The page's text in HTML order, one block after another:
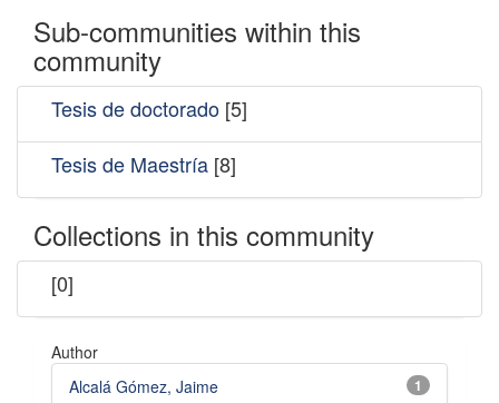
Sub-communities within this
community
Tesis de doctorado [5]
Tesis de Maestría [8]
Collections in this community
[0]
Author
1
Alcalá Gómez, Jaime